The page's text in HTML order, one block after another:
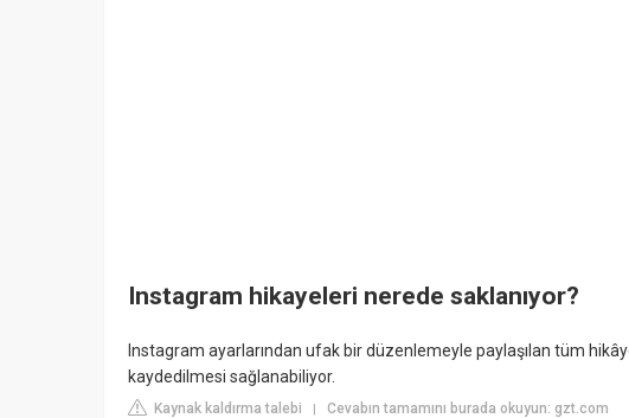
Instagram hikayeleri nerede saklanıyor?
Instagram ayarlarından ufak bir düzenlemeyle paylaşılan tüm
kaydedilmesi sağlanabiliyor.
Kaynak kaldırma talebi | Cevabın tamamını burada okuyun: gzt.com